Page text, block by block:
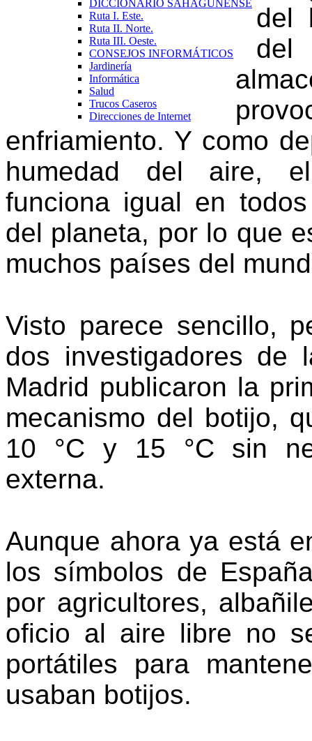
DICCIONARIO SAHAGUNENSE
Ruta I. Este.
Ruta II. Norte.
Ruta III. Oeste.
CONSEJOS INFORMÁTICOS
Jardinería
Informática
Salud
Trucos Caseros
Direcciones de Internet
del
enfriamiento. Y como
humedad del aire,
funciona igual en
del planeta, por lo que
muchos países del
Visto parece sencillo,
dos investigadores de
Madrid publicaron la
mecanismo del botijo,
10 °C y 15 °C sin
externa.
Aunque ahora ya está
los símbolos de
por agricultores,
oficio al aire libre no
portátiles para
usaban botijos.